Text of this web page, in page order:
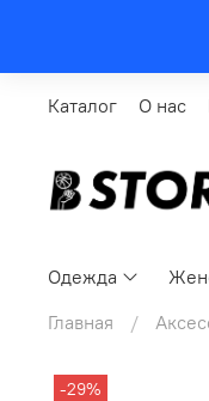
Каталог О нас
Одежда
Главная
-29%